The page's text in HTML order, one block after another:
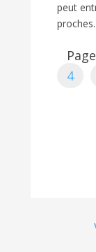
peut
proches.
4